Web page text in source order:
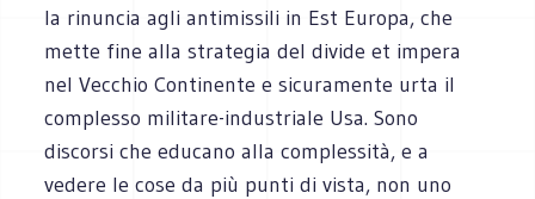
la rinuncia agli antimissili in Est Europa, che
mette fine alla strategia del divide et impera
nel Vecchio Continente e sicuramente urta il
complesso militare-industriale Usa. Sono
discorsi che educano alla complessità, e a
vedere le cose da più punti di vista, non uno